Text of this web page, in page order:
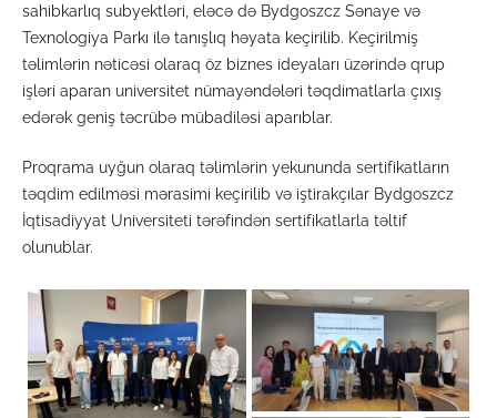
sahibkarlıq subyektləri, eləcə də Bydgoszcz Sənaye və
Texnologiya Parkı ilə tanışlıq həyata keçirilib. Keçirilmiş
təlimlərin nəticəsi olaraq öz biznes ideyaları üzərində qrup
işləri aparan universitet nümayəndələri təqdimatlarla çıxış
edərək geniş təcrübə mübadiləsi aparıblar.
Proqrama uyğun olaraq təlimlərin yekununda sertifikatların
təqdim edilməsi mərasimi keçirilib və iştirakçılar Bydgoszcz
İqtisadiyyat Universiteti tərəfindən sertifikatlarla təltif
olunublar.